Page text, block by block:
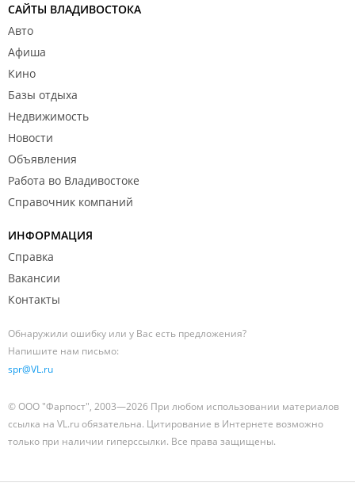
САЙТЫ ВЛАДИВОСТОКА
Авто
Афиша
Кино
Базы отдыха
Недвижимость
Новости
Объявления
Работа во Владивостоке
Справочник компаний
ИНФОРМАЦИЯ
Справка
Вакансии
Контакты
Обнаружили ошибку или у Вас есть предложения?
Напишите нам письмо:
spr@VL.ru
© ООО "Фарпост", 2003—2026 При любом использовании материалов
ссылка на VL.ru обязательна. Цитирование в Интернете возможно
только при наличии гиперссылки. Все права защищены.